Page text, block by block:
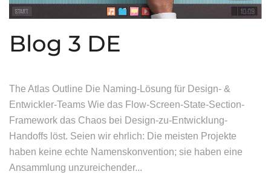
Blog 3 DE
The Atlas Outline Die Naming-Lösung für Design- &
Entwickler-Teams Wie das Flow-Screen-State-Section-
Framework das Chaos bei Design-zu-Entwicklung-
Handoffs löst. Seien wir ehrlich: Die meisten Projekte
haben keine echte Namenskonvention; sie haben eine
Ansammlung unzureichender...